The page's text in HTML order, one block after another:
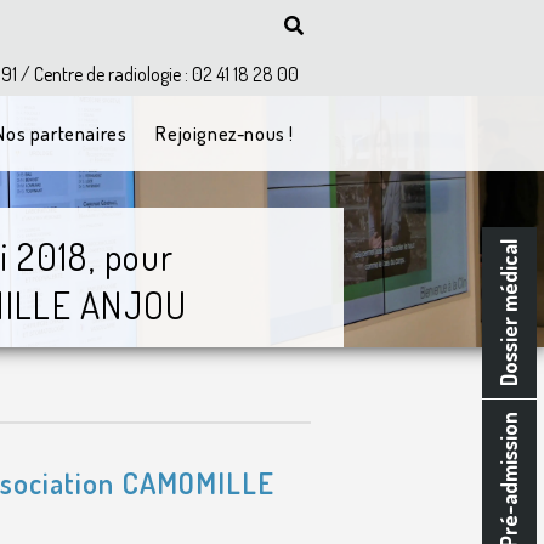
Pré-admission
Dossier médical
/ Centre de radiologie : 02 41 18 28 00
partenaires Rejoignez-nous !
pour
ANJOU
CAMOMILLE